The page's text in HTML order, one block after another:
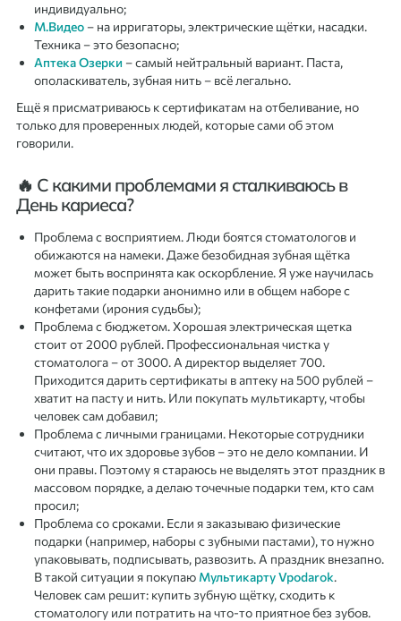
индивидуально;
М.Видео – на ирригаторы, электрические щётки, насадки.
Техника – это безопасно;
Аптека Озерки – самый нейтральный вариант. Паста,
ополаскиватель, зубная нить – всё легально.
Ещё я присматриваюсь к сертификатам на отбеливание, но
только для проверенных людей, которые сами об этом
говорили.
🔥 С какими проблемами я сталкиваюсь в
День кариеса?
Проблема с восприятием. Люди боятся стоматологов и
обижаются на намеки. Даже безобидная зубная щётка
может быть воспринята как оскорбление. Я уже научилась
дарить такие подарки анонимно или в общем наборе с
конфетами (ирония судьбы);
Проблема с бюджетом. Хорошая электрическая щетка
стоит от 2000 рублей. Профессиональная чистка у
стоматолога – от 3000. А директор выделяет 700.
Приходится дарить сертификаты в аптеку на 500 рублей –
хватит на пасту и нить. Или покупать мультикарту, чтобы
человек сам добавил;
Проблема с личными границами. Некоторые сотрудники
считают, что их здоровье зубов – это не дело компании. И
они правы. Поэтому я стараюсь не выделять этот праздник в
массовом порядке, а делаю точечные подарки тем, кто сам
просил;
Проблема со сроками. Если я заказываю физические
подарки (например, наборы с зубными пастами), то нужно
упаковывать, подписывать, развозить. А праздник внезапно.
В такой ситуации я покупаю Мультикарту Vpodarok.
Человек сам решит: купить зубную щётку, сходить к
стоматологу или потратить на что-то приятное без зубов.